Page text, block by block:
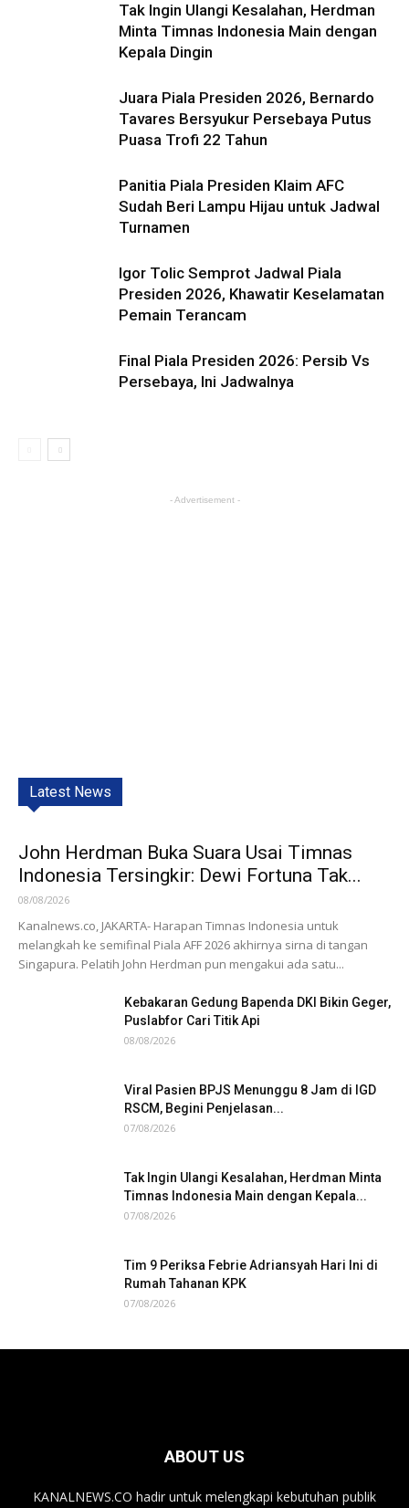
Tak Ingin Ulangi Kesalahan, Herdman
Minta Timnas Indonesia Main dengan
Kepala Dingin
Juara Piala Presiden 2026, Bernardo
Tavares Bersyukur Persebaya Putus
Puasa Trofi 22 Tahun
Panitia Piala Presiden Klaim AFC
Sudah Beri Lampu Hijau untuk Jadwal
Turnamen
Igor Tolic Semprot Jadwal Piala
Presiden 2026, Khawatir Keselamatan
Pemain Terancam
Final Piala Presiden 2026: Persib Vs
Persebaya, Ini Jadwalnya
- Advertisement -
Latest News
John Herdman Buka Suara Usai Timnas
Indonesia Tersingkir: Dewi Fortuna Tak...
08/08/2026
Kanalnews.co, JAKARTA- Harapan Timnas Indonesia untuk
melangkah ke semifinal Piala AFF 2026 akhirnya sirna di tangan
Singapura. Pelatih John Herdman pun mengakui ada satu...
Kebakaran Gedung Bapenda DKI Bikin Geger,
Puslabfor Cari Titik Api
08/08/2026
Viral Pasien BPJS Menunggu 8 Jam di IGD
RSCM, Begini Penjelasan...
07/08/2026
Tak Ingin Ulangi Kesalahan, Herdman Minta
Timnas Indonesia Main dengan Kepala...
07/08/2026
Tim 9 Periksa Febrie Adriansyah Hari Ini di
Rumah Tahanan KPK
07/08/2026
ABOUT US
KANALNEWS.CO hadir untuk melengkapi kebutuhan publik